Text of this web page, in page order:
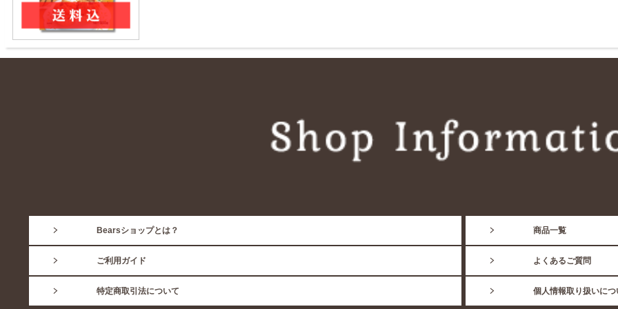
Bearsショップとは？ 商品一覧
ご利用ガイド よくあるご質問
特定商取引法について 個人情報取り扱いにつ